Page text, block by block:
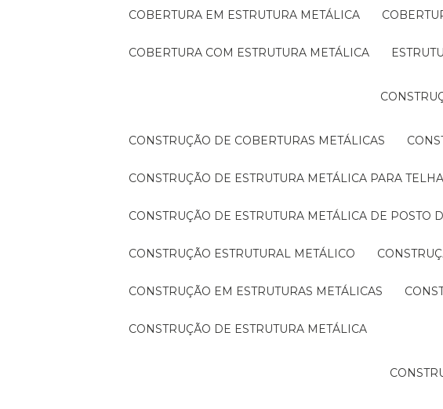
COBERTURA EM ESTRUTURA METÁLICA
COBERTURA COM ESTRUTURA METÁLICA
CONSTRUÇÃO DE COBERTURAS METÁLICAS
CONSTRUÇÃO DE ESTRUTURA METÁLICA PARA
CONSTRUÇÃO DE ESTRUTURA METÁLICA DE POSTO
CONSTRUÇÃO ESTRUTURAL METÁLICO
CONSTRUÇÃO EM ESTRUTURAS METÁLICAS
CONSTRUÇÃO DE ESTRUTURA METÁLICA